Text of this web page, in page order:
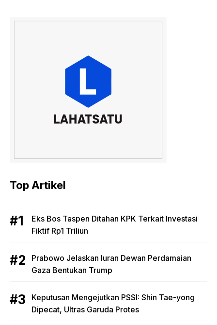
Top Artikel
Eks Bos Taspen Ditahan KPK Terkait Investasi
Fiktif Rp1 Triliun
Prabowo Jelaskan Iuran Dewan Perdamaian
Gaza Bentukan Trump
Keputusan Mengejutkan PSSI: Shin Tae-yong
Dipecat, Ultras Garuda Protes